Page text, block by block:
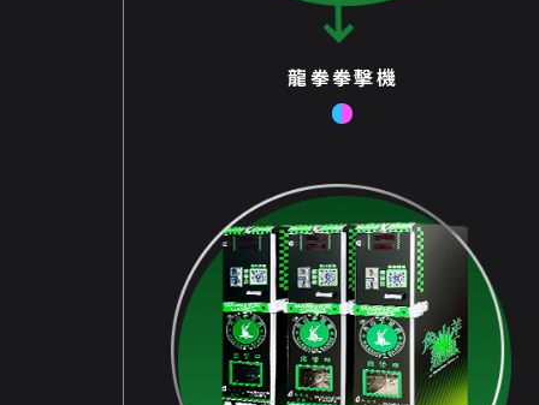
龍拳拳擊機